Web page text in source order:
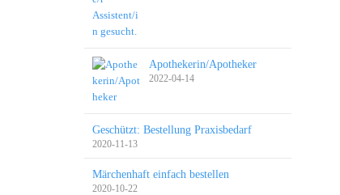
Apothekerin/Apotheker
2022-04-14
Geschützt: Bestellung Praxisbedarf
2020-11-13
Märchenhaft einfach bestellen
2020-10-22